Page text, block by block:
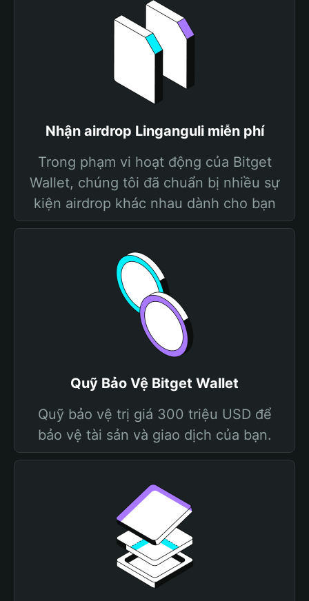
Nhận airdrop Linganguli miễn phí
Trong phạm vi hoạt động của Bitget
Wallet, chúng tôi đã chuẩn bị nhiều sự
kiện airdrop khác nhau dành cho bạn
Quỹ Bảo Vệ Bitget Wallet
Quỹ bảo vệ trị giá 300 triệu USD để
bảo vệ tài sản và giao dịch của bạn.